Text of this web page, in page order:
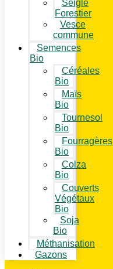
Seigle
Forestier
Vesce
commune
Semences
Bio
Céréales
Bio
Maïs
Bio
Tournesol
Bio
Fourragères
Bio
Colza
Bio
Couverts
Végétaux
Bio
Soja
Bio
Méthanisation
Gazons